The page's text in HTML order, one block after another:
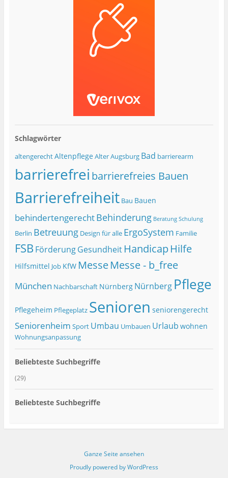
Schlagwörter
altengerecht Altenpflege Alter Augsburg Bad barrierearm
barrierefrei barrierefreies Bauen
Barrierefreiheit Bau Bauen
behindertengerechtBehinderung Beratung Schulung
Berlin Betreuung Design für alle ErgoSystem Familie
FSB Förderung Gesundheit Handicap Hilfe
Hilfsmittel Job KfW Messe Messe - b_free
München Nachbarschaft Nürnberg Nürnberg Pflege
Pflegeheim Pflegeplatz Senioren seniorengerecht
Seniorenheim Sport Umbau Umbauen Urlaub wohnen
Wohnungsanpassung
Beliebteste Suchbegriffe
(29)
Beliebteste Suchbegriffe
Ganze Seite ansehen
Proudly powered by WordPress